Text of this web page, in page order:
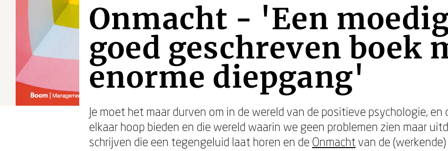
Onmacht - 'Een
goed geschreven boek
enorme diepgang'
Je moet het maar durven om in de wereld van de positieve psychologie,
elkaar hoop bieden en die wereld waarin we geen problemen zien maar
schrijven die een tegengeluid laat horen en de Onmacht van de